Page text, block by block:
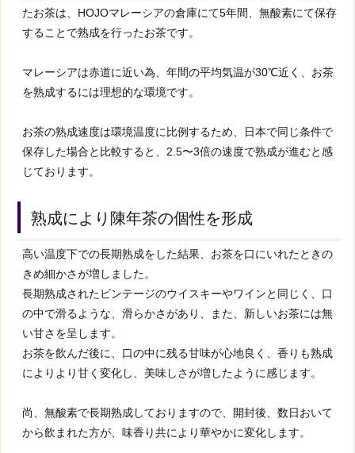
たお茶は、HOJOマレーシアの倉庫にて5年間、無酸素にて保存
することで熟成を行ったお茶です。
マレーシアは赤道に近い為、年間の平均気温が30℃近く、お茶
を熟成するには理想的な環境です。
お茶の熟成速度は環境温度に比例するため、日本で同じ条件で
保存した場合と比較すると、2.5〜3倍の速度で熟成が進むと感
じております。
熟成により陳年茶の個性を形成
高い温度下での長期熟成をした結果、お茶を口にいれたときの
きめ細かさが増しました。
長期熟成されたビンテージのウイスキーやワインと同じく、口
の中で滑るような、滑らかさがあり、また、新しいお茶には無
い甘さを呈します。
お茶を飲んだ後に、口の中に残る甘味が心地良く、香りも熟成
によりより甘く変化し、美味しさが増したように感じます。
尚、無酸素で長期熟成しておりますので、開封後、数日おいて
から飲まれた方が、味香り共により華やかに変化します。